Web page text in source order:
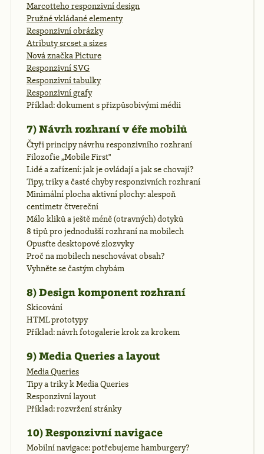
Marcotteho responzivní design
Pružné vkládané elementy
Responzivní obrázky
Atributy srcset a sizes
Nová značka Picture
Responzivní SVG
Responzivní tabulky
Responzivní grafy
Příklad: dokument s přizpůsobivými médii
7) Návrh rozhraní v éře mobilů
Čtyři principy návrhu responzivního rozhraní
Filozofie „Mobile First"
Lidé a zařízení: jak je ovládají a jak se chovají?
Tipy, triky a časté chyby responzivních rozhraní
Minimální plocha aktivní plochy: alespoň
centimetr čtvereční
Málo kliků a ještě méně (otravných) dotyků
8 tipů pro jednodušší rozhraní na mobilech
Opusťte desktopové zlozvyky
Proč na mobilech neschovávat obsah?
Vyhněte se častým chybám
8) Design komponent rozhraní
Skicování
HTML prototypy
Příklad: návrh fotogalerie krok za krokem
9) Media Queries a layout
Media Queries
Tipy a triky k Media Queries
Responzivní layout
Příklad: rozvržení stránky
10) Responzivní navigace
Mobilní navigace: potřebujeme hamburgery?